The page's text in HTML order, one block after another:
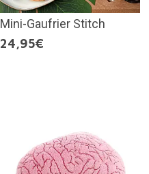
Mini-Gaufrier Stitch
24,95€